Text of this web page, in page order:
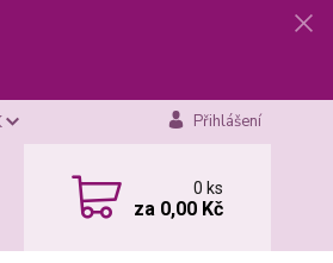
Přihlášení
0ks
za 0,00 Kč